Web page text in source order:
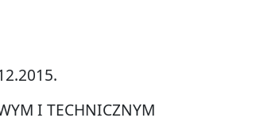
I TECHNICZNYM